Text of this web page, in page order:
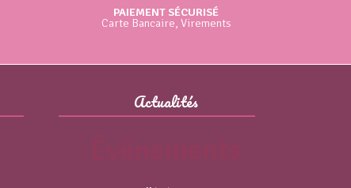
PAIEMENT SÉCURISÉ
Carte Bancaire, Virements
Actualités